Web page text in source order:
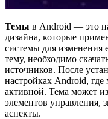
Темы в Android — это
дизайна, которые
системы для изменения
тему, необходимо
источников. После
настройках Android, где
активной. Тема может
элементов управления,
аспекты.